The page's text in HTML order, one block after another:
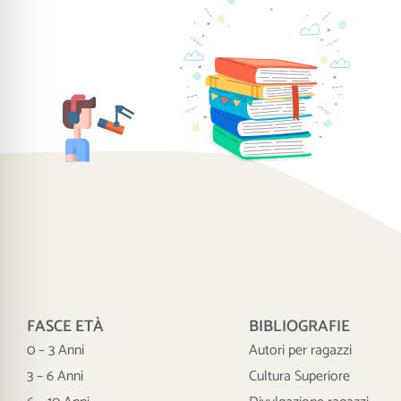
FASCE ETÀ
0 – 3 Anni
3 – 6 Anni
BIBLIOGRAFIE
Autori per ragazzi
Cultura Superiore